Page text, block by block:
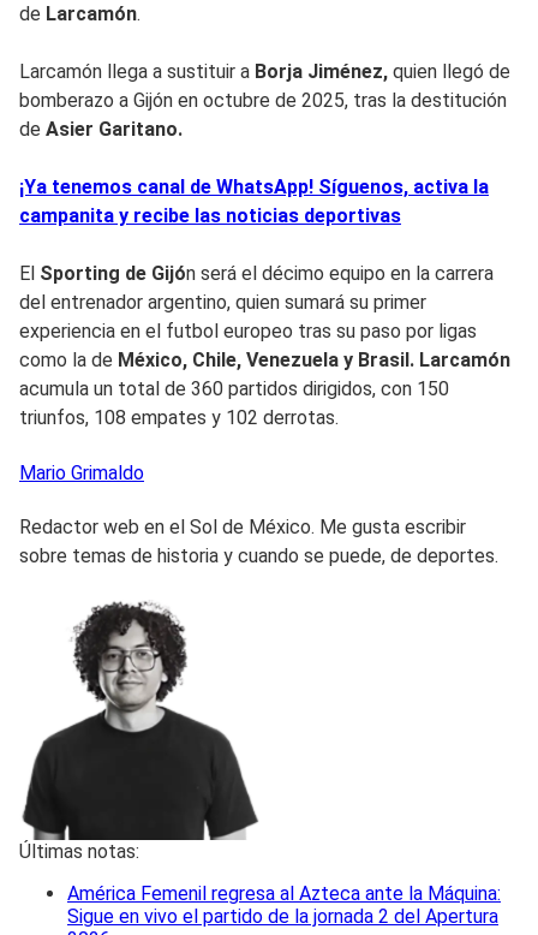
de Larcamón.
Larcamón llega a sustituir a Borja Jiménez, quien llegó de
bomberazo a Gijón en octubre de 2025, tras la destitución
de Asier Garitano.
¡Ya tenemos canal de WhatsApp! Síguenos, activa la
campanita y recibe las noticias deportivas
El Sporting de Gijón será el décimo equipo en la carrera
del entrenador argentino, quien sumará su primer
experiencia en el futbol europeo tras su paso por ligas
como la de México, Chile, Venezuela y Brasil. Larcamón
acumula un total de 360 partidos dirigidos, con 150
triunfos, 108 empates y 102 derrotas.
Mario Grimaldo
Redactor web en el Sol de México. Me gusta escribir
sobre temas de historia y cuando se puede, de deportes.
Últimas notas:
América Femenil regresa al Azteca ante la Máquina:
Sigue en vivo el partido de la jornada 2 del Apertura